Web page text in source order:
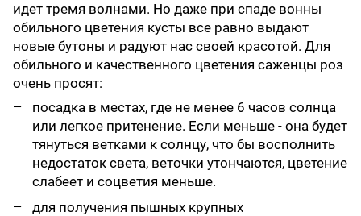
идет тремя волнами. Но даже при спаде вонны
обильного цветения кусты все равно выдают
новые бутоны и радуют нас своей красотой. Для
обильного и качественного цветения саженцы роз
очень просят:
посадка в местах, где не менее 6 часов солнца
или легкое притенение. Если меньше - она будет
тянуться ветками к солнцу, что бы восполнить
недостаток света, веточки утончаются, цветение
слабеет и соцветия меньше.
для получения пышных крупных